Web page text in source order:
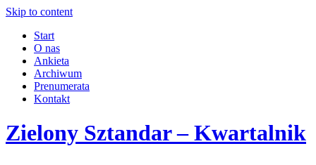
Skip to content
Start
O nas
Ankieta
Archiwum
Prenumerata
Kontakt
Zielony Sztandar – Kwartalnik